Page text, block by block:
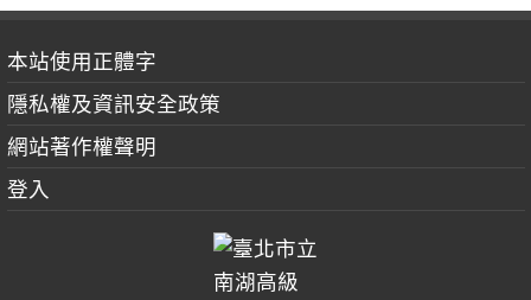
本站使用正體字
隱私權及資訊安全政策
網站著作權聲明
登入